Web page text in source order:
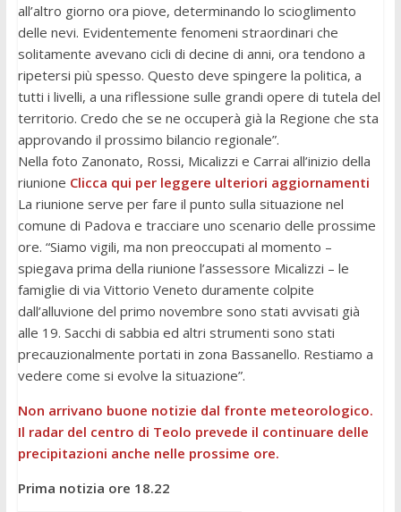
all’altro giorno ora piove, determinando lo scioglimento
delle nevi. Evidentemente fenomeni straordinari che
solitamente avevano cicli di decine di anni, ora tendono a
ripetersi più spesso. Questo deve spingere la politica, a
tutti i livelli, a una riflessione sulle grandi opere di tutela del
territorio. Credo che se ne occuperà già la Regione che sta
approvando il prossimo bilancio regionale”.
Nella foto Zanonato, Rossi, Micalizzi e Carrai all’inizio della
riunione Clicca qui per leggere ulteriori aggiornamenti
La riunione serve per fare il punto sulla situazione nel
comune di Padova e tracciare uno scenario delle prossime
ore. “Siamo vigili, ma non preoccupati al momento –
spiegava prima della riunione l’assessore Micalizzi – le
famiglie di via Vittorio Veneto duramente colpite
dall’alluvione del primo novembre sono stati avvisati già
alle 19. Sacchi di sabbia ed altri strumenti sono stati
precauzionalmente portati in zona Bassanello. Restiamo a
vedere come si evolve la situazione”.
Non arrivano buone notizie dal fronte meteorologico.
Il radar del centro di Teolo prevede il continuare delle
precipitazioni anche nelle prossime ore.
Prima notizia ore 18.22